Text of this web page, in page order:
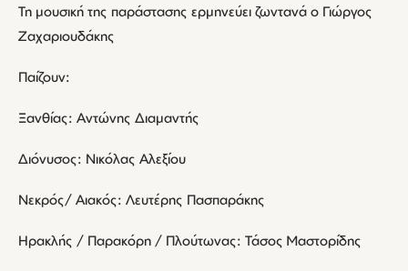
Τη μουσική της παράστασης ερμηνεύει ζωντανά ο Γιώργος
Ζαχαριουδάκης
Παίζουν:
Ξανθίας: Αντώνης Διαμαντής
Διόνυσος: Νικόλας Αλεξίου
Νεκρός/ Αιακός: Λευτέρης Πασπαράκης
Ηρακλής / Παρακόρη / Πλούτωνας: Τάσος Μαστορίδης